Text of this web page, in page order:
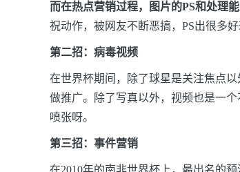
而在热点营销过程，图片的PS和处理能
祝动作，被网友不断恶搞，PS出很多
第二招：病毒视频
在世界杯期间，除了球星是关注焦点
做推广。除了写真以外，视频也是一
喷张呀。
第三招：事件营销
在2010年的南非世界杯上，最出名的